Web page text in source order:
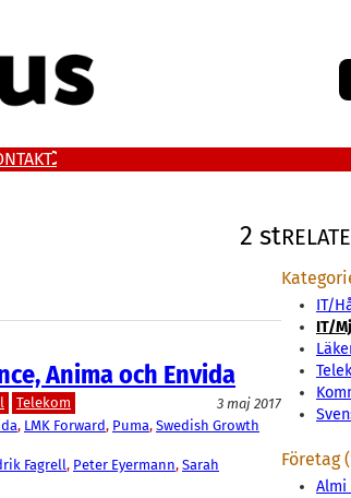
2 st
Anima och Envida
Telekom
3 maj 2017
, LMK Forward, Puma, Swedish Growth
Fagrell, Peter Eyermann, Sarah
IT/
IT/
Företag
Almi